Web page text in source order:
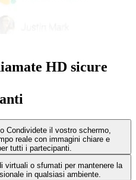
HD sicure
Condividete il vostro schermo,
reale con immagini chiare e
tutti i partecipanti.
virtuali o sfumati per mantenere la
in qualsiasi ambiente.